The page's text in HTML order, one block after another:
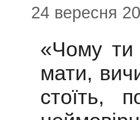
24 вересня
«Чому ти
мати,
стоїть,